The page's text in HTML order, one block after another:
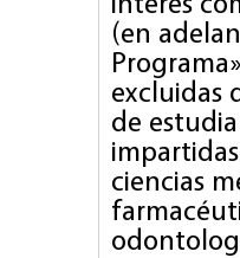
(en
excluidas
de
ciencias